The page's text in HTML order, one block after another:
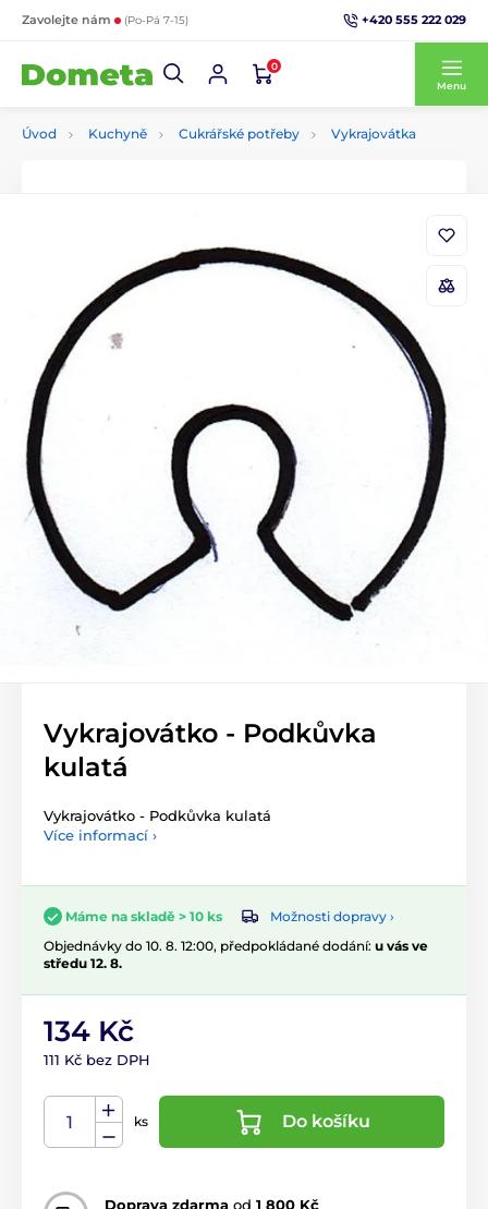
Zavolejte nám (Po-Pá 7-15) +420 555 222 029
0
Menu
Úvod Kuchyně Cukrářské potřeby Vykrajovátka
Vykrajovátko - Podkůvka
kulatá
Vykrajovátko - Podkůvka kulatá
Více informací ›
Máme na skladě > 10 ks
Možnosti dopravy ›
Objednávky do 10. 8. 12:00, předpokládané dodání: u vás ve
středu 12. 8.
134 Kč
111 Kč bez DPH
ks Do košíku
Doprava zdarma od 1 800 Kč